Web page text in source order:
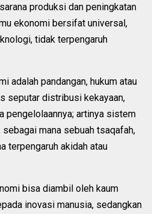
produksi dan peningkatan
ekonomi bersifat universal,
tidak terpengaruh
adalah pandangan, hukum atau
seputar distribusi kekayaan,
pengelolaannya; artinya sistem
mana sebuah tsaqafah,
terpengaruh akidah atau
bisa diambil oleh kaum
inovasi manusia, sedangkan